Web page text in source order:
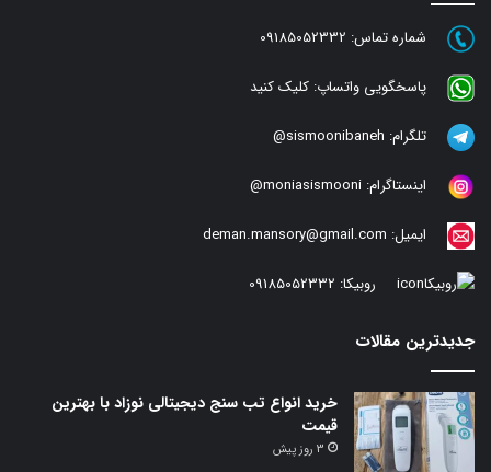
شماره تماس: 09185052332
پاسخگویی واتساپ: کلیک کنید
تلگرام: sismoonibaneh@
اینستاگرام: moniasismooni@
ایمیل: deman.mansory@gmail.com
روبیکا: 09185052332
جدیدترین مقالات
خرید انواع تب سنج دیجیتالی نوزاد با بهترین
قیمت
3 روز پیش